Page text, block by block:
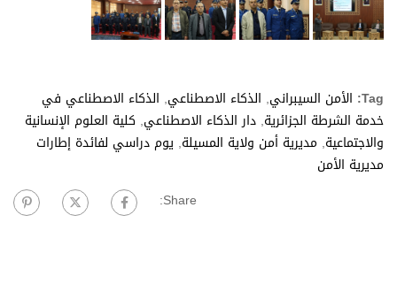
Tag: الأمن السيبراني, الذكاء الاصطناعي, الذكاء الاصطناعي في
خدمة الشرطة الجزائرية, دار الذكاء الاصطناعي, كلية العلوم الإنسانية
والاجتماعية, مديرية أمن ولاية المسيلة, يوم دراسي لفائدة إطارات
مديرية الأمن
Share: